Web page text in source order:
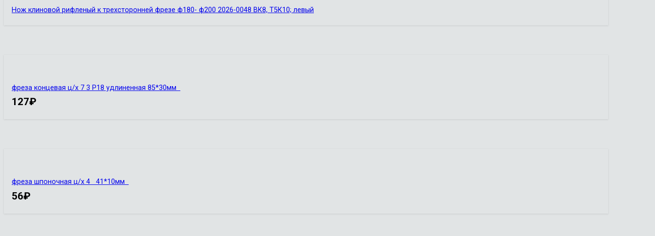
Нож клиновой рифленый к трехсторонней фрезе ф180- ф200 2026-0048 ВК8, Т5К10; левый
фреза концевая ц/х 7 3 Р18 удлиненная 85*30мм
127₽
фреза шпоночная ц/х 4 41*10мм
56₽